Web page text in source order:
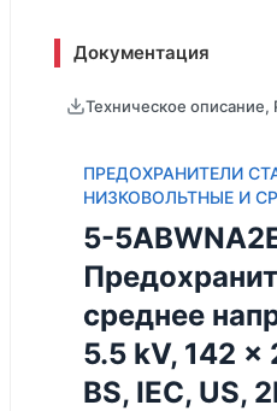
Документация
Техническое описание,
ПРЕДОХРАНИТЕЛИ
НИЗКОВОЛЬТНЫЕ И
5-
среднее
5.5 kV, 142 x
BS, IEC, US,